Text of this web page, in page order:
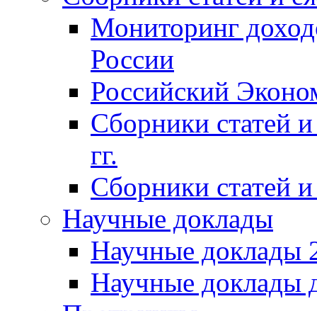
Мониторинг
России
Российский
Сборники статей
гг.
Сборники статей
Научные доклады
Научные доклады
Научные доклады